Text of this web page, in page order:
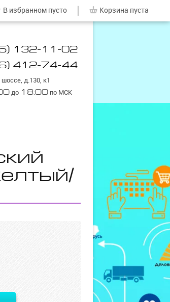
132-11-02
412-74-44
д.130, к1
до 18:00 по МСК
В избранном пусто Корзина пуста